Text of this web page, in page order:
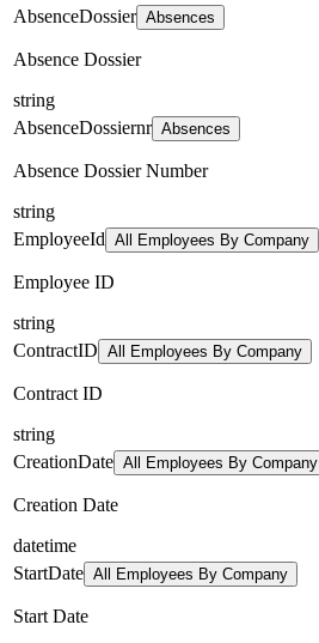
AbsenceDossier Absences
Absence Dossier
string
AbsenceDossiernr Absences
Absence Dossier Number
string
EmployeeId All Employees By Company
Employee ID
string
ContractID All Employees By Company
Contract ID
string
CreationDate All Employees By Company
Creation Date
datetime
StartDate All Employees By Company
Start Date